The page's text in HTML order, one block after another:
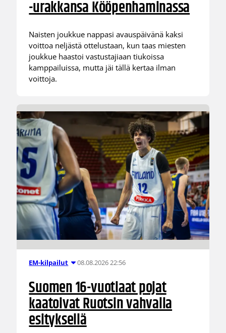
-urakkansa Kööpenhaminassa
Naisten joukkue nappasi avauspäivänä kaksi
voittoa neljästä ottelustaan, kun taas miesten
joukkue haastoi vastustajiaan tiukoissa
kamppailuissa, mutta jäi tällä kertaa ilman
voittoja.
EM-kilpailut 08.08.2026 22:56
Suomen 16-vuotiaat pojat
kaatoivat Ruotsin vahvalla
esityksellä